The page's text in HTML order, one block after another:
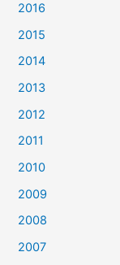
2016
2015
2014
2013
2012
2011
2010
2009
2008
2007